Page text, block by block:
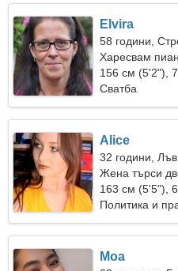
Elvira
58 години,
Харесвам
156 см (5'2"),
Сватба
Alice
32 години, Лъв
Жена търси
163 см (5'5"),
Политика и
Moa